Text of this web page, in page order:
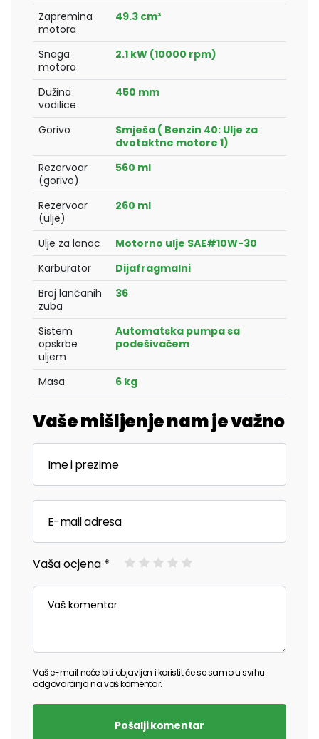
Zapremina
motora
49.3 cm³
Snaga
motora
2.1 kW (10000 rpm)
Dužina
vodilice
450 mm
Gorivo
Smješa ( Benzin 40: Ulje za
dvotaktne motore 1)
Rezervoar
(gorivo)
560 ml
Rezervoar
(ulje)
260 ml
Ulje za lanac
Motorno ulje SAE#10W-30
Karburator
Dijafragmalni
Broj lančanih
zuba
36
Sistem
opskrbe
uljem
Automatska pumpa sa
podešivačem
Masa 6 kg
Vaše mišljenje nam je važno
Vaša ocjena *
Vaš e-mail neće biti objavljen i koristit će se samo u svrhu
odgovaranja na vaš komentar.
Pošalji komentar